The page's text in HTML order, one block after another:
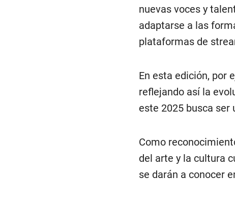
nuevas voces y
adaptarse a las
plataformas de
En esta edición, por
reflejando así la
este 2025 busca
Como
del arte y la cultura
se darán a conocer